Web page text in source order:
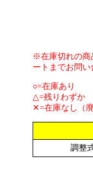
※在庫切れの商
ートまでお問い
○=在庫あり
△=残りわずか
✕=在庫なし（
調整